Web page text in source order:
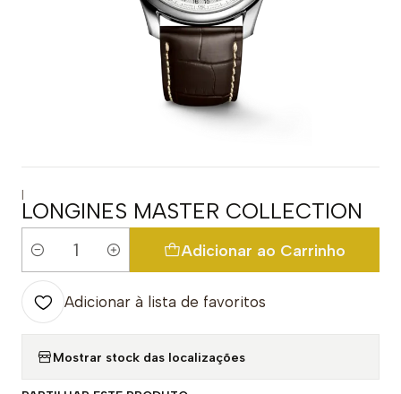
|
LONGINES MASTER COLLECTION
Quantidade
Adicionar ao Carrinho
Adicionar à lista de favoritos
Mostrar stock das localizações